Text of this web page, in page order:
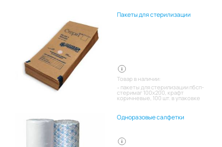
Пакеты для стерилизации
Товар в наличии:
пакеты для стерилизации пбсп-
стеримаг 100х200, крафт
коричневые, 100 шт. в упаковке
Одноразовые салфетки